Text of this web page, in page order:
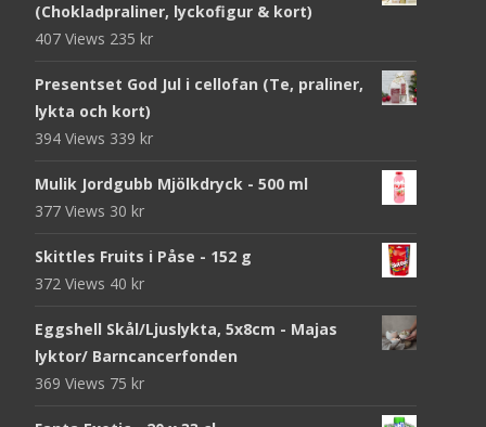
(Chokladpraliner, lyckofigur & kort)
407 Views 235 kr
Presentset God Jul i cellofan (Te, praliner,
lykta och kort)
394 Views 339 kr
Mulik Jordgubb Mjölkdryck - 500 ml
377 Views 30 kr
Skittles Fruits i Påse - 152 g
372 Views 40 kr
Eggshell Skål/Ljuslykta, 5x8cm - Majas
lyktor/ Barncancerfonden
369 Views 75 kr